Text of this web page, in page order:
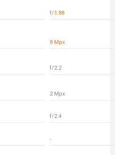
f/1.88
8 Mpx
f/2.2
2 Mpx
f/2.4
-